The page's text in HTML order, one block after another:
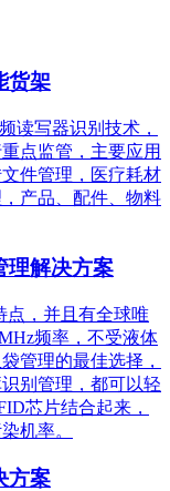
货架
读写器识别技术，
点监管，主要应用
件管理，医疗耗材
产品、配件、物料
理解决方案
点，并且有全球唯
频率，不受液体
管理的最佳选择，
别管理，都可以轻
芯片结合起来，
机率。
方案